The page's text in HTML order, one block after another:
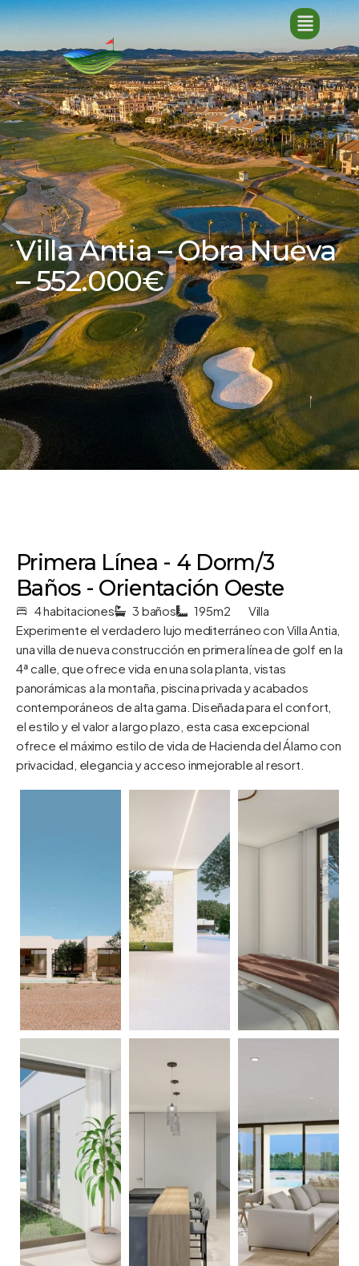
Villa Antia – Obra Nueva
– 552.000€
Primera Línea - 4 Dorm/3
Baños - Orientación Oeste
4 habitaciones 3 baños 195m2
Villa
Experimente el verdadero lujo mediterráneo con Villa Antia,
una villa de nueva construcción en primera línea de golf en la
4ª calle, que ofrece vida en una sola planta, vistas
panorámicas a la montaña, piscina privada y acabados
contemporáneos de alta gama. Diseñada para el confort,
el estilo y el valor a largo plazo, esta casa excepcional
ofrece el máximo estilo de vida de Hacienda del Álamo con
privacidad, elegancia y acceso inmejorable al resort.